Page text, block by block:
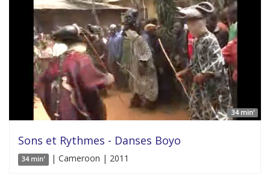
34 min'
Sons et Rythmes - Danses Boyo
34 min' | Cameroon | 2011